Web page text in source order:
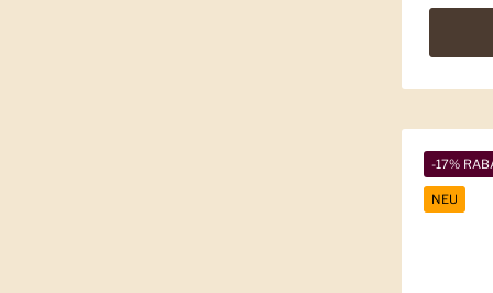
-17%
NEU